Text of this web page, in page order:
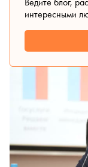
интересными